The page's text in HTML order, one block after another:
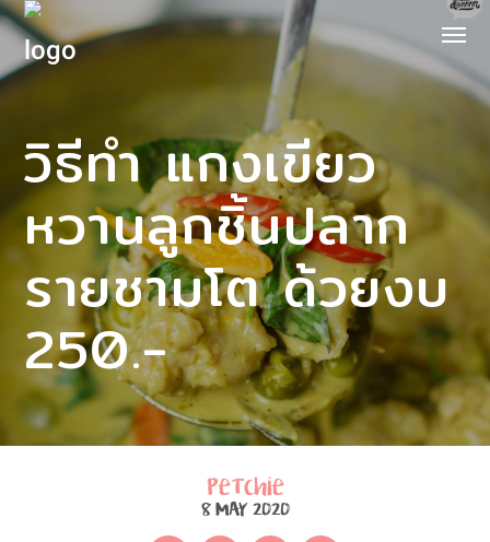
วิธีทำ แกงเขียว
หวานลูกชิ้นปลาก
รายชามโต ด้วยงบ
250.-
Petchie
8 MAY 2020